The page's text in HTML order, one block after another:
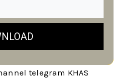
telegram KHAS